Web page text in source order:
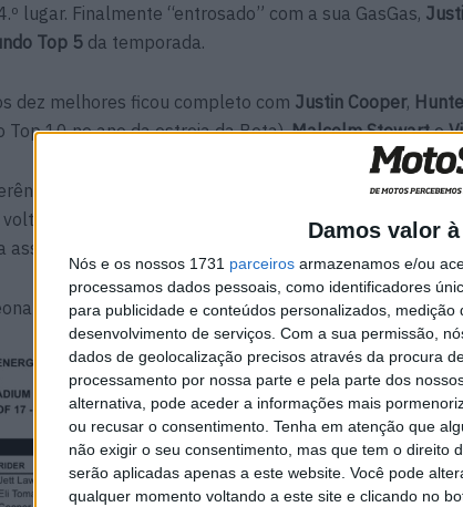
Damos valor
Nós e os nossos 1731 parceiros armazenamos e/ou
processamos dados pessoais, como identificadores
para publicidade e conteúdos personalizados,
desenvolvimento de serviços. Com a sua permissão,
dados de geolocalização precisos através da procura
processamento por nossa parte e pela parte dos
alternativa, pode aceder a informações mais
ou recusar o consentimento. Tenha em atenção que
não exigir o seu consentimento, mas que tem o direito
serão aplicadas apenas a este website. Você pode
qualquer momento voltando a este site e clicando no
lugar. Finalmente “entrosado” com a sua GasGas,
Top 5 da temporada.
dez melhores ficou completo com Justin Cooper,
Top 10 no ano da estreia da Beta),Malcolm Stewarte
para o abandono de
, vítima de
aparentemente por ter ficado com o acelerador
assim definitivamente afastado da batalha pela coroa.
AMA Supercross prossegue no dia 27 de Abril em